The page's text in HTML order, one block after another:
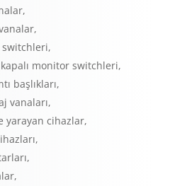
switchleri,
kapalı monitor switchleri,
başlıkları,
vanaları,
yarayan cihazlar,